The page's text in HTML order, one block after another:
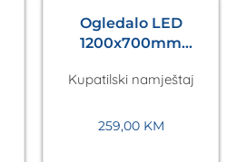
Ogledalo LED
1200x700mm
Kupatilski namještaj
259,00 KM